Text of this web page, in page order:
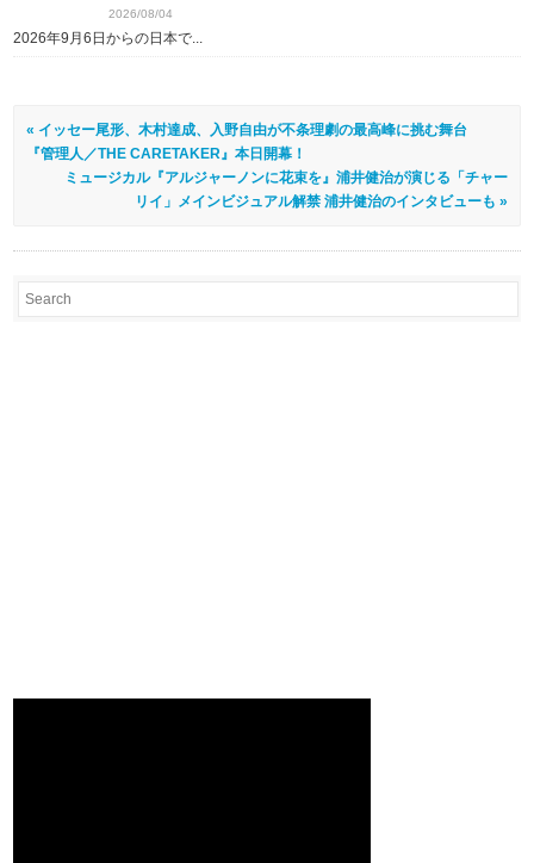
2026/08/04
2026年9月6日からの日本で...
« イッセー尾形、木村達成、入野自由が不条理劇の最高峰に挑む舞台
『管理人／THE CARETAKER』本日開幕！
ミュージカル『アルジャーノンに花束を』浦井健治が演じる「チャー
リイ」メインビジュアル解禁 浦井健治のインタビューも »